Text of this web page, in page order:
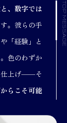
TOP
、数字では
。彼らの手
「経験」と
色のわずか
仕上げ——そ
らこそ可能